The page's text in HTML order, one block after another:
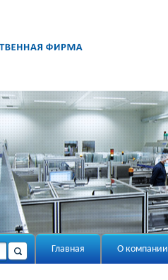
Главная О компании